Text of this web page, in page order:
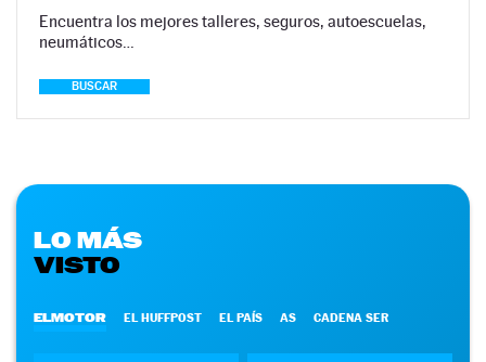
Encuentra los mejores talleres, seguros, autoescuelas,
neumáticos…
BUSCAR
LO MÁS
VISTO
ELMOTOR EL HUFFPOST EL PAÍS AS CADENA SER